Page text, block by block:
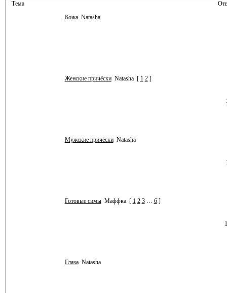
Тема
Кожа Natasha
Женские причёски Natasha 1 2
Мужские причёски Natasha
Готовые симы Маффка 1 2 3 6
Глаза Natasha